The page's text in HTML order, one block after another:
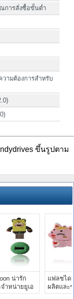
การสั่งซื้อขั้นต่ำ
วามต้องการสำหรับ
ขึ้นรูปตาม
น่ารัก
ำหน่ายยูเอ
แฟลชได
ผลิตและ
สลักข้อค